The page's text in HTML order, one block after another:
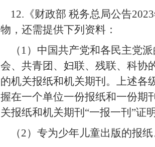
12. 《财政部 税务总局公告2023
物，还需提供下列资料：
（ 1）中国共产党和各民主党
会、共青团、妇联、残联、科协
的机关报纸和机关期刊。上述各
握在一个单位一份报纸和一份期
关报纸和机关期刊“一报一刊”证
（2）专为少年儿童出版的报